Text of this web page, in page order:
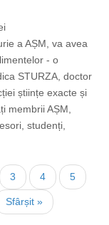
a AȘM, va avea
- o
STURZA, doctor
științe exacte și
membrii AȘM,
studenți,
Page
3 Page
4 Page
5
Ultima
pagină
Sfârșit »